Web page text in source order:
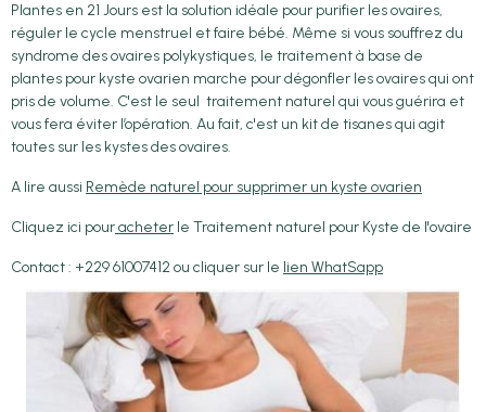
Plantes en 21 Jours est la solution idéale pour purifier les ovaires,
réguler le cycle menstruel et faire bébé. Même si vous souffrez du
syndrome des ovaires polykystiques, le traitement à base de
plantes pour kyste ovarien marche pour dégonfler les ovaires qui ont
pris de volume. C'est le seul traitement naturel qui vous guérira et
vous fera éviter l’opération. Au fait, c'est un kit de tisanes qui agit
toutes sur les kystes des ovaires.
A lire aussi Remède naturel pour supprimer un kyste ovarien
Cliquez ici pouracheter le Traitement naturel pour Kyste de l'ovaire
Contact : +229 61007412 ou cliquer sur le lien WhatSapp